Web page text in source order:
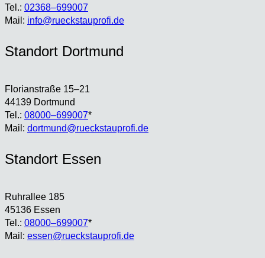
Tel.: 02368–699007
Mail: info@rueckstauprofi.de
Stand­ort Dort­mund
Flo­ri­an­stra­ße 15–21
44139 Dort­mund
Tel.: 08000–699007*
Mail: dortmund@rueckstauprofi.de
Stand­ort Essen
Ruhr­al­lee 185
45136 Essen
Tel.: 08000–699007*
Mail: essen@rueckstauprofi.de